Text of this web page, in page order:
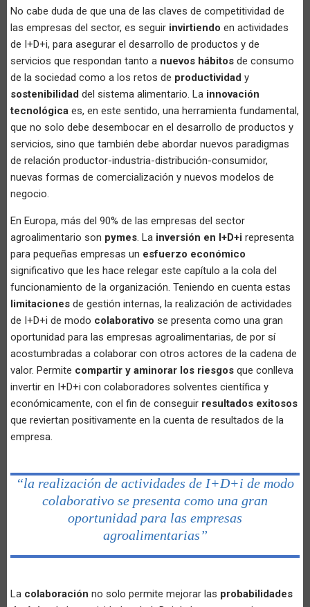
No cabe duda de que una de las claves de competitividad de
las empresas del sector, es seguir invirtiendo en actividades
de I+D+i, para asegurar el desarrollo de productos y de
servicios que respondan tanto a nuevos hábitos de consumo
de la sociedad como a los retos de productividad y
sostenibilidad del sistema alimentario. La innovación
tecnológica es, en este sentido, una herramienta fundamental,
que no solo debe desembocar en el desarrollo de productos y
servicios, sino que también debe abordar nuevos paradigmas
de relación productor-industria-distribución-consumidor,
nuevas formas de comercialización y nuevos modelos de
negocio.
En Europa, más del 90% de las empresas del sector
agroalimentario son pymes. La inversión en I+D+i representa
para pequeñas empresas un esfuerzo económico
significativo que les hace relegar este capítulo a la cola del
funcionamiento de la organización. Teniendo en cuenta estas
limitaciones de gestión internas, la realización de actividades
de I+D+i de modo colaborativo se presenta como una gran
oportunidad para las empresas agroalimentarias, de por sí
acostumbradas a colaborar con otros actores de la cadena de
valor. Permite compartir y aminorar los riesgos que conlleva
invertir en I+D+i con colaboradores solventes científica y
económicamente, con el fin de conseguir resultados exitosos
que reviertan positivamente en la cuenta de resultados de la
empresa.
“la realización de actividades de I+D+i de modo
colaborativo se presenta como una gran
oportunidad para las empresas
agroalimentarias”
La colaboración no solo permite mejorar las probabilidades